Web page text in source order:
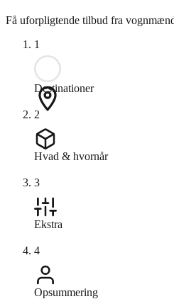
Få uforpligtende tilbud fra
1
Destinationer
2
Hvad & hvornår
3
Ekstra
4
Opsummering